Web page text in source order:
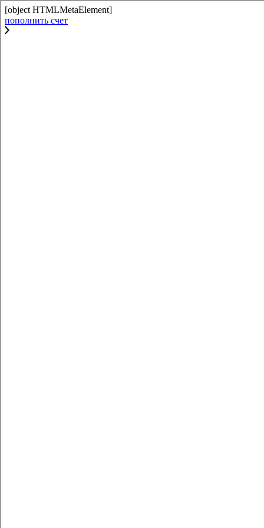
[object HTMLMetaElement]
пополнить счет